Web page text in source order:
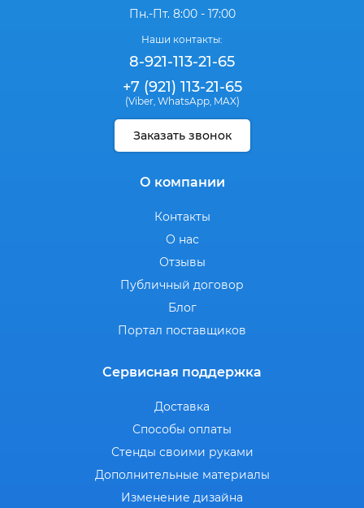
Пн.-Пт. 8:00 - 17:00
Наши контакты:
8-921-113-21-65
+7 (921) 113-21-65
(Viber, WhatsApp, MAX)
Заказать звонок
О компании
Контакты
О нас
Отзывы
Публичный договор
Блог
Портал поставщиков
Сервисная поддержка
Доставка
Способы оплаты
Стенды своими руками
Дополнительные материалы
Изменение дизайна